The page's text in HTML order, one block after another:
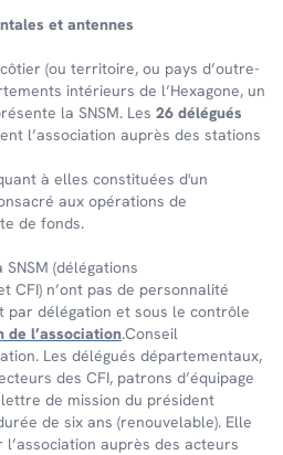
et antennes
(ou terri­toire, ou pays d’outre-
inté­rieurs de l’Hexa­gone, un
la SNSM. Les 26 délégués
l’association auprès des stations
à elles constituées d'un
aux opérations de
de fonds.
SNSM (délégations
CFI) n’ont pas de personnalité
par délégation et sous le contrôle
de l’association.Conseil
Les délégués départementaux,
des CFI, patrons d’équipage
de mission du président
de six ans (renouvelable). Elle
auprès des acteurs